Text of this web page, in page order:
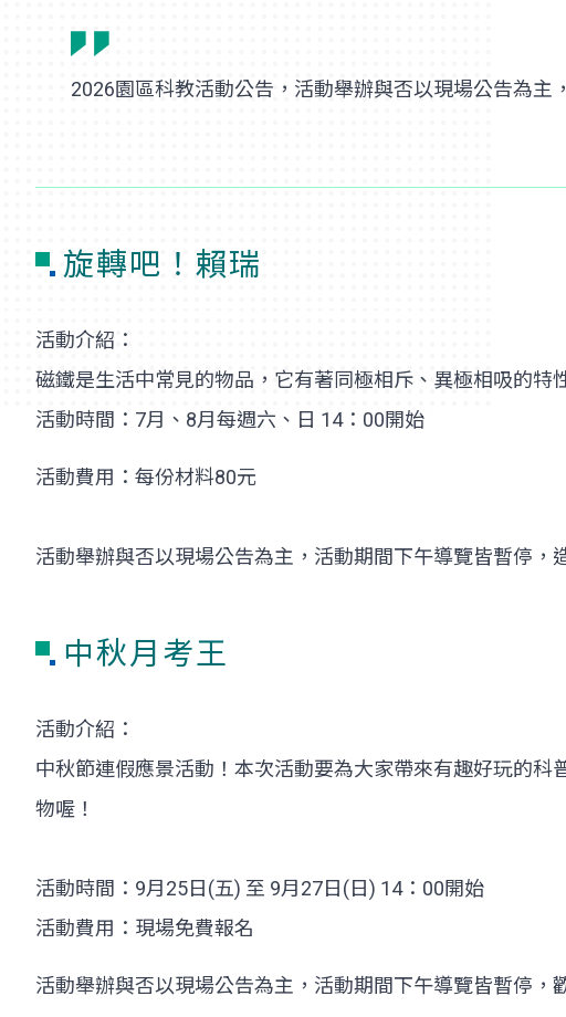
2026園區科教活動公告，活動舉辦與否以現場公告為主
旋轉吧！賴瑞
活動介紹：
磁鐵是生活中常見的物品，它有著同極相斥、異極相吸的
活動時間：7月、8月每週六、日 14：00開始
活動費用：每份材料80元
活動舉辦與否以現場公告為主，活動期間下午導覽皆暫停，
中秋月考王
活動介紹：
中秋節連假應景活動！本次活動要為大家帶來有趣好玩的
物喔！
活動時間：9月25日(五) 至 9月27日(日) 14：00開始
活動費用：現場免費報名
活動舉辦與否以現場公告為主，活動期間下午導覽皆暫停，